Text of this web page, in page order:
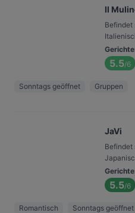
Il
Befindet
Gerichte
5.5/6
Sonntags geöffnet Gruppen
JaVi
Befindet
Gerichte
5.5/6
Romantisch Sonntags geöffnet